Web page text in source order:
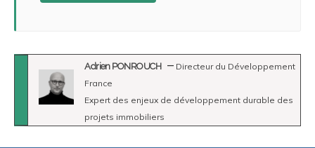
Adrien PONROUCH
Directeur du Développement
France
Expert des enjeux de développement durable des
projets immobiliers